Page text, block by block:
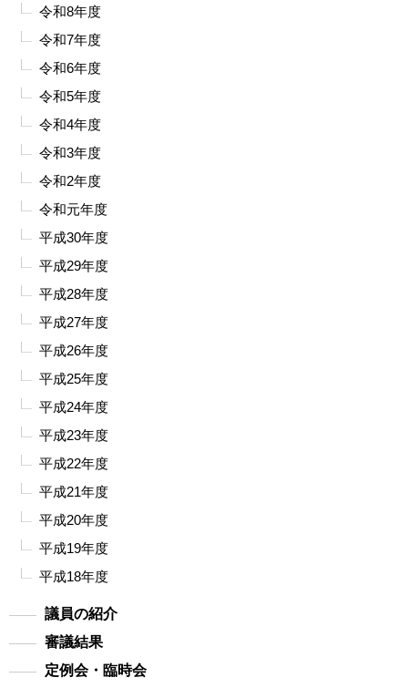
令和8年度
令和7年度
令和6年度
令和5年度
令和4年度
令和3年度
令和2年度
令和元年度
平成30年度
平成29年度
平成28年度
平成27年度
平成26年度
平成25年度
平成24年度
平成23年度
平成22年度
平成21年度
平成20年度
平成19年度
平成18年度
議員の紹介
審議結果
定例会・臨時会